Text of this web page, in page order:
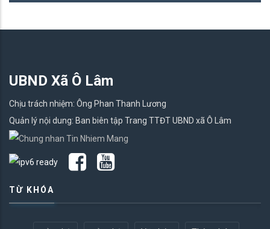
UBND Xã Ô Lâm
Chịu trách nhiệm: Ông Phan Thanh Lương
Quản lý nội dung: Ban biên tập Trang TTĐT UBND xã Ô Lâm
TỪ KHÓA